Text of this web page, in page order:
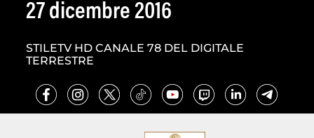
27 dicembre 2016
STILETV HD CANALE 78 DEL DIGITALE
TERRESTRE